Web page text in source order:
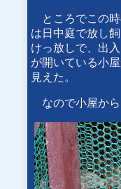
ところでこの時
は日中庭で放し
けっ放しで、出
が開いている小
見えた。
なので小屋か